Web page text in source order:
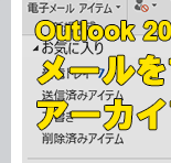
リ